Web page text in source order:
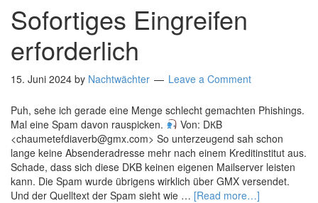
Sofortiges Eingreifen
erforderlich
15. Juni 2024 by Nachtwächter Leave a Comment
Puh, sehe ich gerade eine Menge schlecht gemachten Phishings.
Mal eine Spam davon rauspicken.
Von: DКB
<chaumetefdiaverb@gmx.com> So unterzeugend sah schon
lange keine Absenderadresse mehr nach einem Kreditinstitut aus.
Schade, dass sich diese DKB keinen eigenen Mailserver leisten
kann. Die Spam wurde übrigens wirklich über GMX versendet.
Und der Quelltext der Spam sieht wie … [Read more…]